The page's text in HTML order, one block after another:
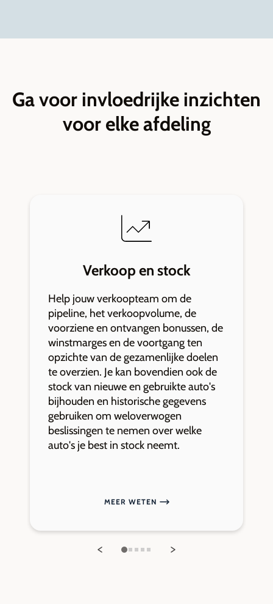
Ga voor invloedrijke inzichten
voor elke afdeling
Verkoop en stock
Help jouw verkoopteam om de
pipeline, het verkoopvolume, de
voorziene en ontvangen bonussen, de
winstmarges en de voortgang ten
opzichte van de gezamenlijke doelen
te overzien. Je kan bovendien ook de
stock van nieuwe en gebruikte auto's
bijhouden en historische gegevens
gebruiken om weloverwogen
beslissingen te nemen over welke
auto's je best in stock neemt.
MEER WETEN